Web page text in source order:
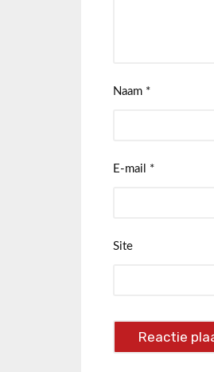
Naam *
E-mail *
Site